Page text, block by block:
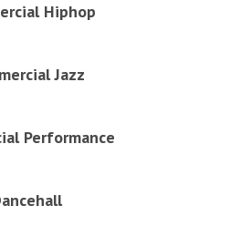
Hiphop
Jazz
Performance